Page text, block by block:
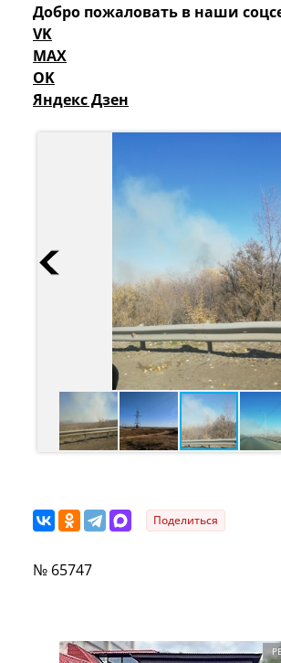
Добро пожаловать в наши
VK
MAX
OK
Яндекс Дзен
Поделиться
№ 65747